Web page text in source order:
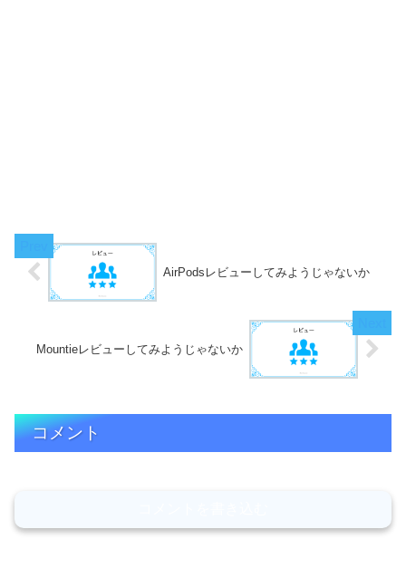
AirPodsレビューしてみようじゃないか
Mountieレビューしてみようじゃないか
コメント